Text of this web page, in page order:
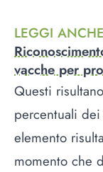
LEGGI ANCHE
vacche per
Questi
percentuali
elemento
momento che